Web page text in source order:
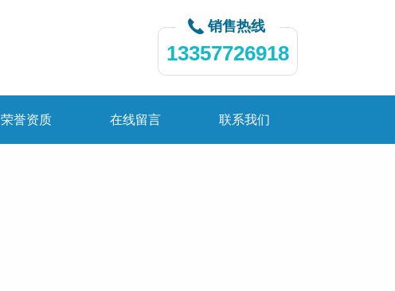
销售热线
13357726918
荣誉资质 在线留言 联系我们